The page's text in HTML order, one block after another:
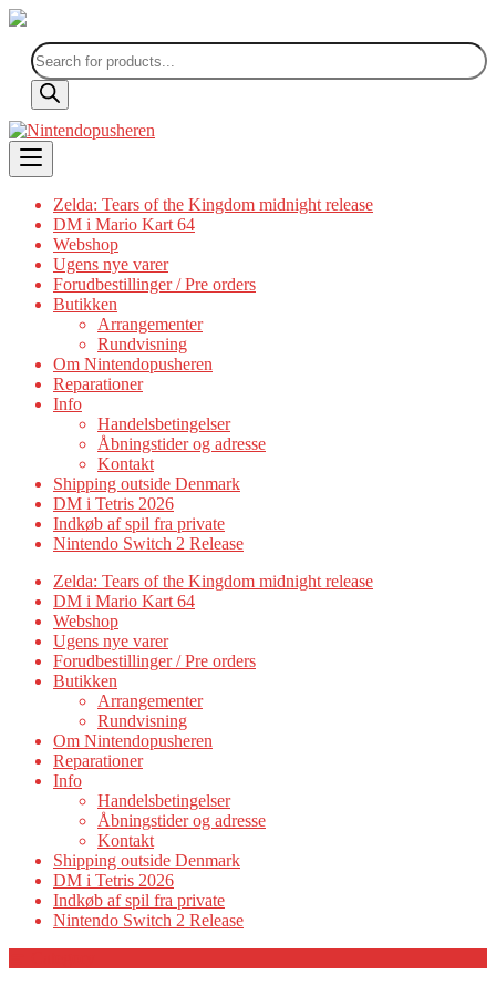
Products
search
Skip
to
content
Zelda: Tears of the Kingdom midnight release
DM i Mario Kart 64
Webshop
Ugens nye varer
Forudbestillinger / Pre orders
Butikken
Arrangementer
Rundvisning
Om Nintendopusheren
Reparationer
Info
Handelsbetingelser
Åbningstider og adresse
Kontakt
Shipping outside Denmark
DM i Tetris 2026
Indkøb af spil fra private
Nintendo Switch 2 Release
Zelda: Tears of the Kingdom midnight release
DM i Mario Kart 64
Webshop
Ugens nye varer
Forudbestillinger / Pre orders
Butikken
Arrangementer
Rundvisning
Om Nintendopusheren
Reparationer
Info
Handelsbetingelser
Åbningstider og adresse
Kontakt
Shipping outside Denmark
DM i Tetris 2026
Indkøb af spil fra private
Nintendo Switch 2 Release